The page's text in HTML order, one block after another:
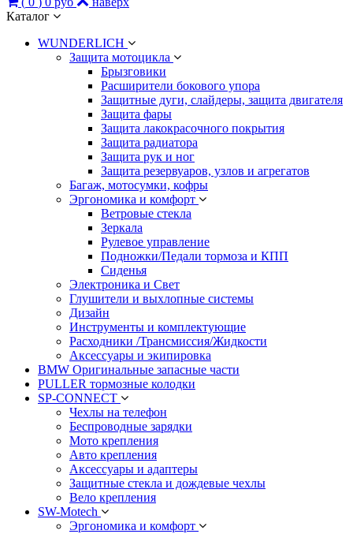
Каталог
WUNDERLICH
Защита мотоцикла
Брызговики
Расширители бокового упора
Защитные дуги, слайдеры, защита двигателя
Защита фары
Защита лакокрасочного покрытия
Защита радиатора
Защита рук и ног
Защита резервуаров, узлов и агрегатов
Багаж, мотосумки, кофры
Эргономика и комфорт
Ветровые стекла
Зеркала
Рулевое управление
Подножки/Педали тормоза и КПП
Сиденья
Электроника и Свет
Глушители и выхлопные системы
Дизайн
Инструменты и комплектующие
Расходники /Трансмиссия/Жидкости
Аксессуары и экипировка
BMW Оригинальные запасные части
PULLER тормозные колодки
SP-CONNECT
Чехлы на телефон
Беспроводные зарядки
Мото крепления
Авто крепления
Аксессуары и адаптеры
Защитные стекла и дождевые чехлы
Вело крепления
SW-Motech
Эргономика и комфорт